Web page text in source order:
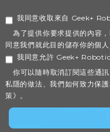
我同意收取來自 Geek+
為了提供你要求提供的內容
同意我們就此目的儲存你的個
我同意允許 Geek+
你可以隨時取消訂閱這些通
私隱的做法、我們如何致力保
策》。